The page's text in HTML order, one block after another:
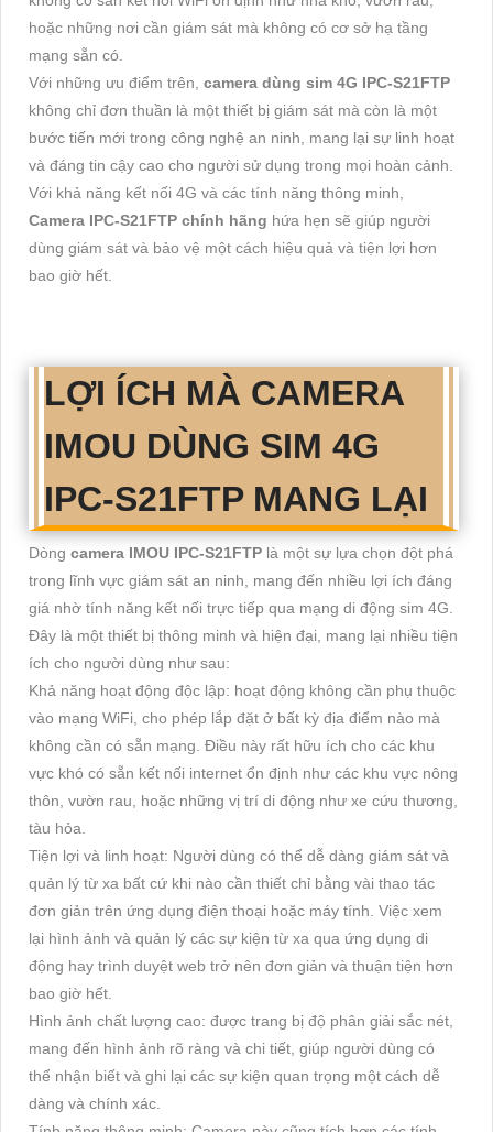
hoặc những nơi cần giám sát mà không có cơ sở hạ tầng
mạng sẵn có.
Với những ưu điểm trên, camera dùng sim 4G IPC-S21FTP
không chỉ đơn thuần là một thiết bị giám sát mà còn là một
bước tiến mới trong công nghệ an ninh, mang lại sự linh hoạt
và đáng tin cậy cao cho người sử dụng trong mọi hoàn cảnh.
Với khả năng kết nối 4G và các tính năng thông minh,
Camera IPC-S21FTP chính hãng hứa hẹn sẽ giúp người
dùng giám sát và bảo vệ một cách hiệu quả và tiện lợi hơn
bao giờ hết.
LỢI ÍCH MÀ CAMERA
IMOU DÙNG SIM 4G
IPC-S21FTP MANG LẠI
Dòng camera IMOU IPC-S21FTP là một sự lựa chọn đột phá
trong lĩnh vực giám sát an ninh, mang đến nhiều lợi ích đáng
giá nhờ tính năng kết nối trực tiếp qua mạng di động sim 4G.
Đây là một thiết bị thông minh và hiện đại, mang lại nhiều tiện
ích cho người dùng như sau:
Khả năng hoạt động độc lập: hoạt động không cần phụ thuộc
vào mạng WiFi, cho phép lắp đặt ở bất kỳ địa điểm nào mà
không cần có sẵn mạng. Điều này rất hữu ích cho các khu
vực khó có sẵn kết nối internet ổn định như các khu vực nông
thôn, vườn rau, hoặc những vị trí di động như xe cứu thương,
tàu hỏa.
Tiện lợi và linh hoạt: Người dùng có thể dễ dàng giám sát và
quản lý từ xa bất cứ khi nào cần thiết chỉ bằng vài thao tác
đơn giản trên ứng dụng điện thoại hoặc máy tính. Việc xem
lại hình ảnh và quản lý các sự kiện từ xa qua ứng dụng di
động hay trình duyệt web trở nên đơn giản và thuận tiện hơn
bao giờ hết.
Hình ảnh chất lượng cao: được trang bị độ phân giải sắc nét,
mang đến hình ảnh rõ ràng và chi tiết, giúp người dùng có
thể nhận biết và ghi lại các sự kiện quan trọng một cách dễ
dàng và chính xác.